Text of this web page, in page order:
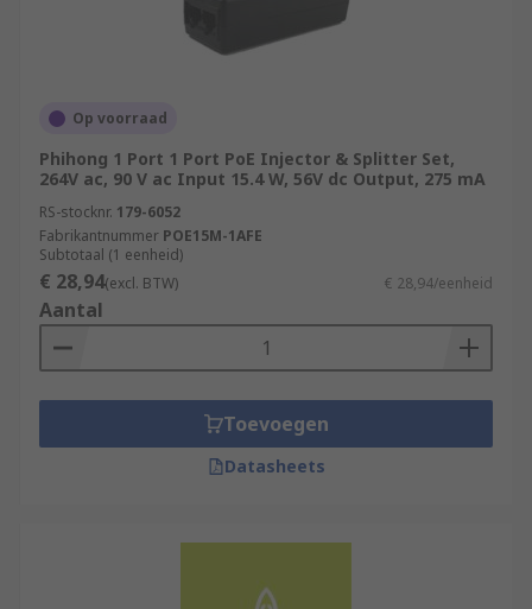
Op voorraad
Phihong 1 Port 1 Port PoE Injector & Splitter Set,
264V ac, 90 V ac Input 15.4 W, 56V dc Output, 275 mA
RS-stocknr. 179-6052
Fabrikantnummer POE15M-1AFE
Subtotaal (1 eenheid)
€ 28,94(excl. BTW) € 28,94/eenheid
Aantal
Toevoegen
Datasheets